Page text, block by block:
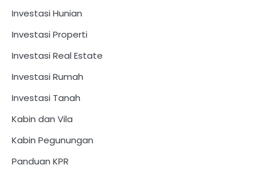
Investasi Hunian
Investasi Properti
Investasi Real Estate
Investasi Rumah
Investasi Tanah
Kabin dan Vila
Kabin Pegunungan
Panduan KPR